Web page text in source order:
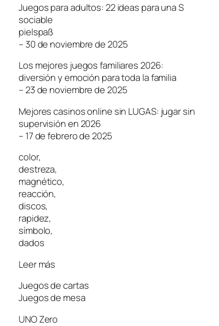
Juegos para adultos: 22 ideas para una S
sociable
pielspaß
– 30 de noviembre de 2025
Los mejores juegos familiares 2026:
diversión y emoción para toda la familia
– 23 de noviembre de 2025
Mejores casinos online sin LUGAS: jugar sin
supervisión en 2026
– 17 de febrero de 2025
color,
destreza,
magnético,
reacción,
discos,
rapidez,
símbolo,
dados
Leer más
Juegos de cartas
Juegos de mesa
UNO Zero